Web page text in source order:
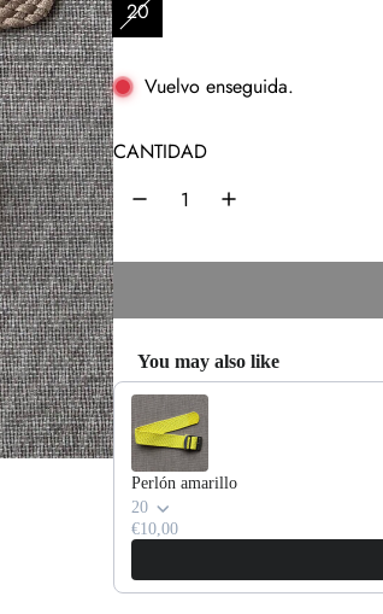
i
o
h
a
b
i
t
u
a
l
20
Vuelvo enseguida.
CANTIDAD
You may also like
Use the Previous and Next
Perlón amarillo
20
€10,00